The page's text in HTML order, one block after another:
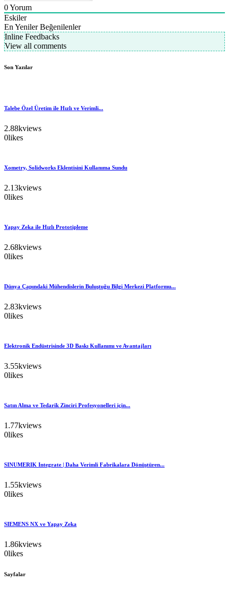
0Yorum
Eskiler
En Yeniler Beğenilenler
Inline Feedbacks
View all comments
Son Yazılar
Talebe Özel Üretim ile Hızlı ve Verimli...
2.88kviews
0likes
Xometry, Solidworks Eklentisini Kullanıma Sundu
2.13kviews
0likes
Yapay Zeka ile Hızlı Prototipleme
2.68kviews
0likes
Dünya Çapındaki Mühendislerin Buluştuğu Bilgi Merkezi Platformu...
2.83kviews
0likes
Elektronik Endüstrisinde 3D Baskı Kullanımı ve Avantajları
3.55kviews
0likes
Satın Alma ve Tedarik Zinciri Profesyonelleri için...
1.77kviews
0likes
SINUMERIK Integrate | Daha Verimli Fabrikalara Dönüştüren...
1.55kviews
0likes
SIEMENS NX ve Yapay Zeka
1.86kviews
0likes
Sayfalar